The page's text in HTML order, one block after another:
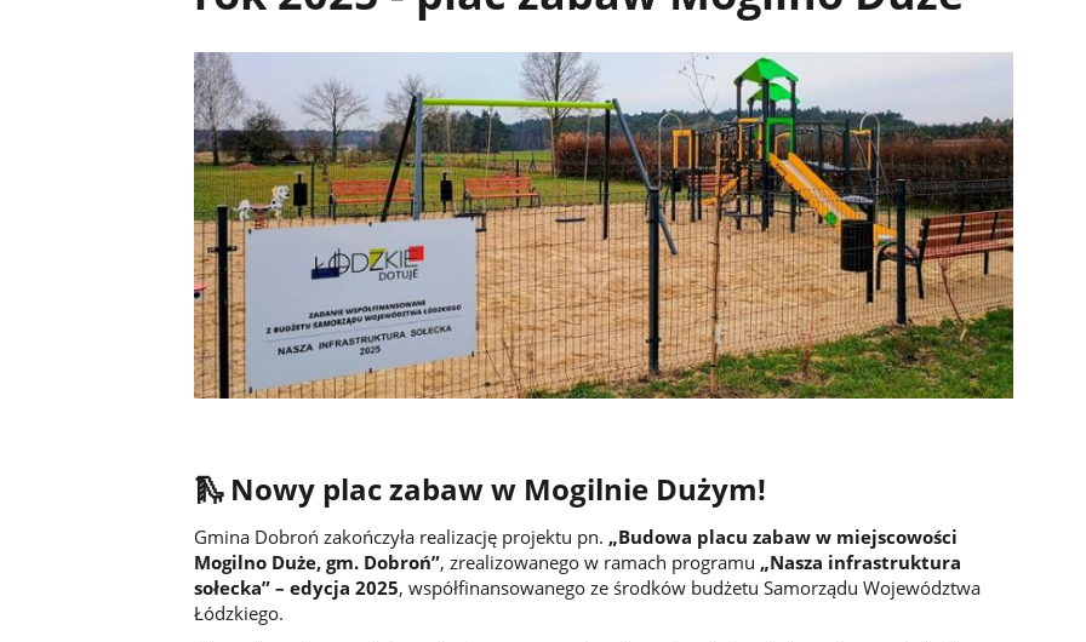
🛝 Nowy plac zabaw w Mogilnie Dużym!
Gmina Dobroń zakończyła realizację projektu pn. „Budowa placu zabaw w miejscowości
Mogilno Duże, gm. Dobroń”, zrealizowanego w ramach programu „Nasza infrastruktura
sołecka” – edycja 2025, współfinansowanego ze środków budżetu Samorządu Województwa
Łódzkiego.